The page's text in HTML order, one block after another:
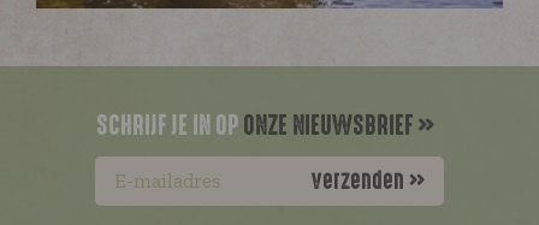
SCHRIJF JE IN OP ONZE NIEUWSBRIEF
verzenden